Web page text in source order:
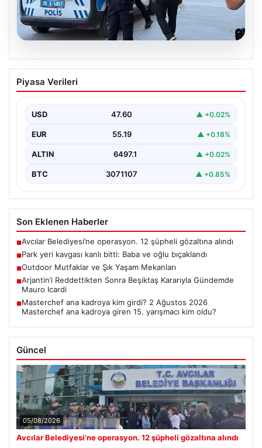
05.08.2026
Park yeri kavgası kanlı bitti: Baba ve
oğlu bıçaklandı
Piyasa Verileri
USD 47.60 ▲ +0.02%
EUR 55.19 ▲ +0.18%
ALTIN 6497.1 ▲ +0.02%
BTC 3071107 ▲ +0.85%
Son Eklenen Haberler
■Avcılar Belediyesi’ne operasyon. 12 şüpheli gözaltına alındı
■Park yeri kavgası kanlı bitti: Baba ve oğlu bıçaklandı
■Outdoor Mutfaklar ve Şık Yaşam Mekanları
■Arjantin’i Reddettikten Sonra Beşiktaş Kararıyla Gündemde
Mauro Icardi
■Masterchef ana kadroya kim girdi? 2 Ağustos 2026
Masterchef ana kadroya giren 15. yarışmacı kim oldu?
Güncel
05/08/2026
Avcılar Belediyesi’ne operasyon. 12 şüpheli gözaltına alındı